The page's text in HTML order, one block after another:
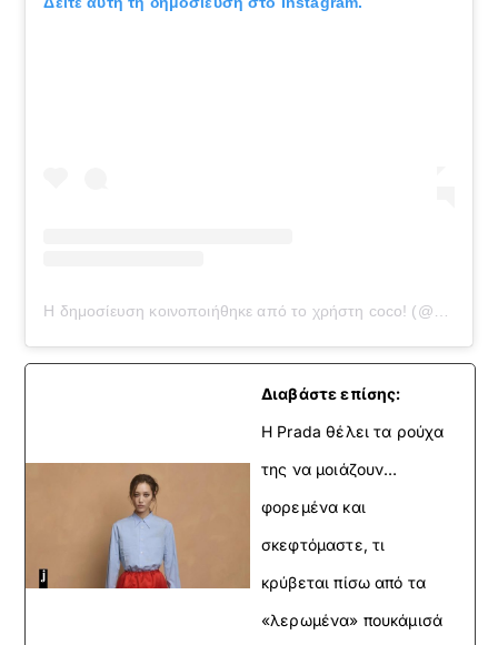
Διαβάστε επίσης:
Η Prada θέλει τα ρούχα
της να μοιάζουν…
φορεμένα και
σκεφτόμαστε, τι
κρύβεται πίσω από τα
«λερωμένα» πουκάμισά